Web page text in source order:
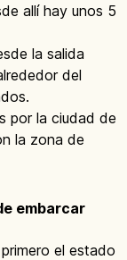
allí hay unos 5
la salida
del
por la ciudad de
la zona de
embarcar
el estado